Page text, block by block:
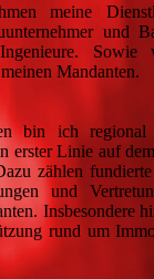
meine
und
Sowie
Mandanten.
bin ich regional
erster Linie auf
zählen
und
Insbesondere
rund um